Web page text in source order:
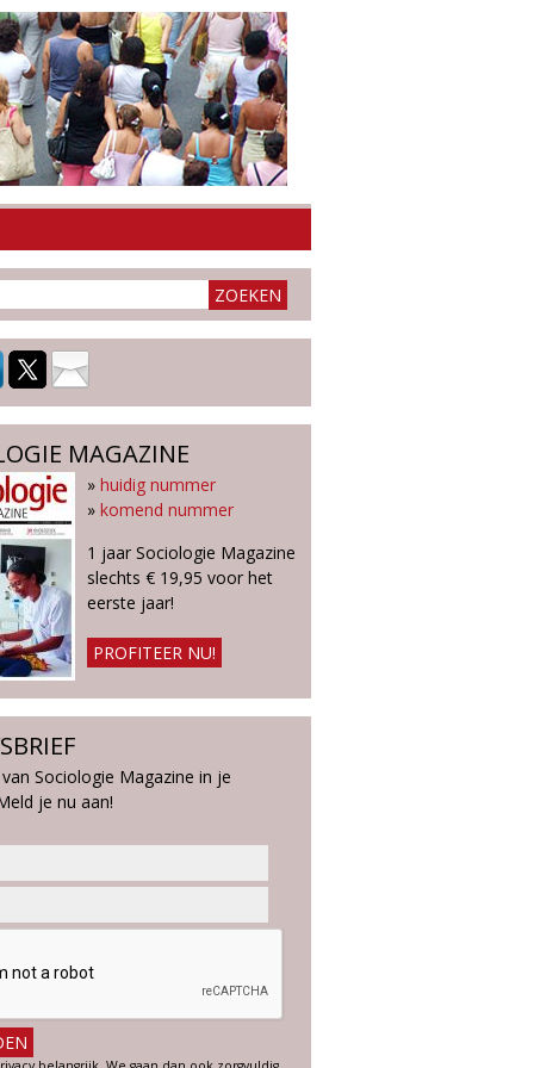
MAGAZINE
» huidig nummer
» komend nummer
1 jaar Sociologie Magazine
slechts € 19,95 voor het
eerste jaar!
PROFITEER NU!
Sociologie Magazine in je
je nu aan!